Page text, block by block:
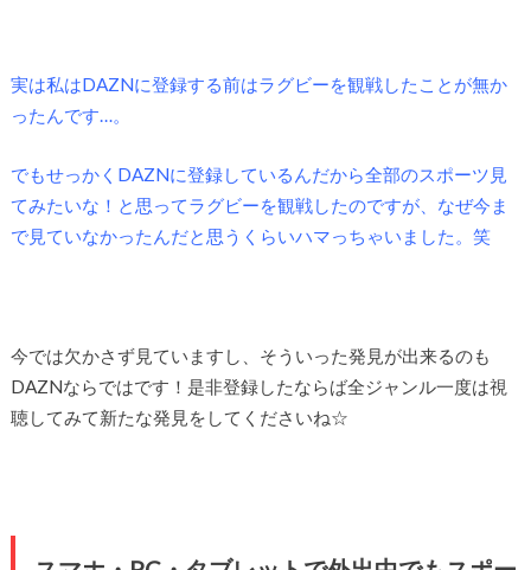
実は私はDAZNに登録する前はラグビーを観戦したことが無か
ったんです…。
でもせっかくDAZNに登録しているんだから全部のスポーツ見
てみたいな！と思ってラグビーを観戦したのですが、なぜ今ま
で見ていなかったんだと思うくらいハマっちゃいました。笑
今では欠かさず見ていますし、そういった発見が出来るのも
DAZNならではです！是非登録したならば全ジャンル一度は視
聴してみて新たな発見をしてくださいね☆